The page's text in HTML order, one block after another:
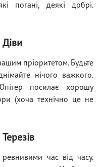
погані, деякі добрі.
пріоритетом. Будьте
нічого важкого.
посилає хорошу
(хоча технічно це не
час від часу.